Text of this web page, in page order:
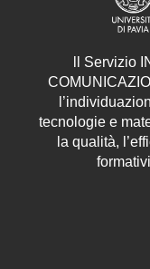
Servizio
tecnologie e
la qualità,